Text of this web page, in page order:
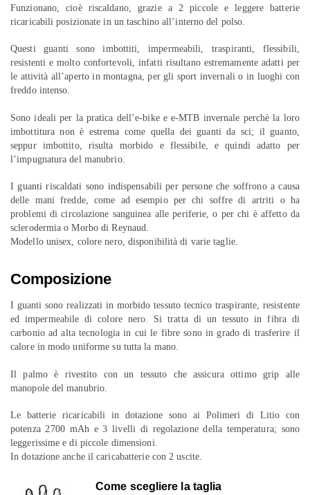
Funzionano, cioè riscaldano, grazie a 2 piccole e leggere batterie
ricaricabili posizionate in un taschino all’interno del polso.
Questi guanti sono imbottiti, impermeabili, traspiranti, flessibili,
resistenti e molto confortevoli, infatti risultano estremamente adatti per
le attività all’aperto in montagna, per gli sport invernali o in luoghi con
freddo intenso.
Sono ideali per la pratica dell’e-bike e e-MTB invernale perchè la loro
imbottitura non è estrema come quella dei guanti da sci; il guanto,
seppur imbottito, risulta morbido e flessibile, e quindi adatto per
l’impugnatura del manubrio.
I guanti riscaldati sono indispensabili per persone che soffrono a causa
delle mani fredde, come ad esempio per chi soffre di artriti o ha
problemi di circolazione sanguinea alle periferie, o per chi è affetto da
sclerodermia o Morbo di Reynaud.
Modello unisex, colore nero, disponibilità di varie taglie.
Composizione
I guanti sono realizzati in morbido tessuto tecnico traspirante, resistente
ed impermeabile di colore nero. Si tratta di un tessuto in fibra di
carbonio ad alta tecnologia in cui le fibre sono in grado di trasferire il
calore in modo uniforme su tutta la mano.
Il palmo è rivestito con un tessuto che assicura ottimo grip alle
manopole del manubrio.
Le batterie ricaricabili in dotazione sono ai Polimeri di Litio con
potenza 2700 mAh e 3 livelli di regolazione della temperatura; sono
leggerissime e di piccole dimensioni.
In dotazione anche il caricabatterie con 2 uscite.
Come scegliere la taglia